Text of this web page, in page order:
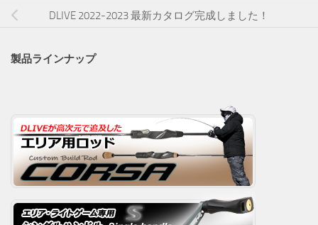
DLIVE 2022-2023 最新カタログ完成しました！
製品ラインナップ